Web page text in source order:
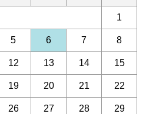
1
5 6 7 8
12 13 14 15
19 20 21 22
26 27 28 29